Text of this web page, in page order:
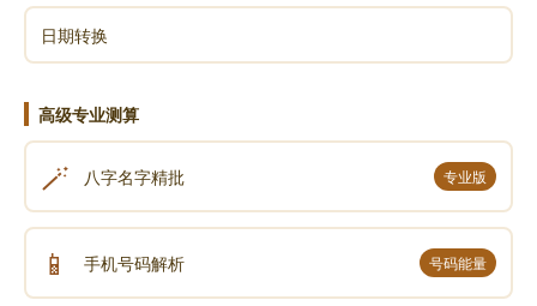
日期转换
高级专业测算
🪄 八字名字精批 专业版
📱 手机号码解析 号码能量